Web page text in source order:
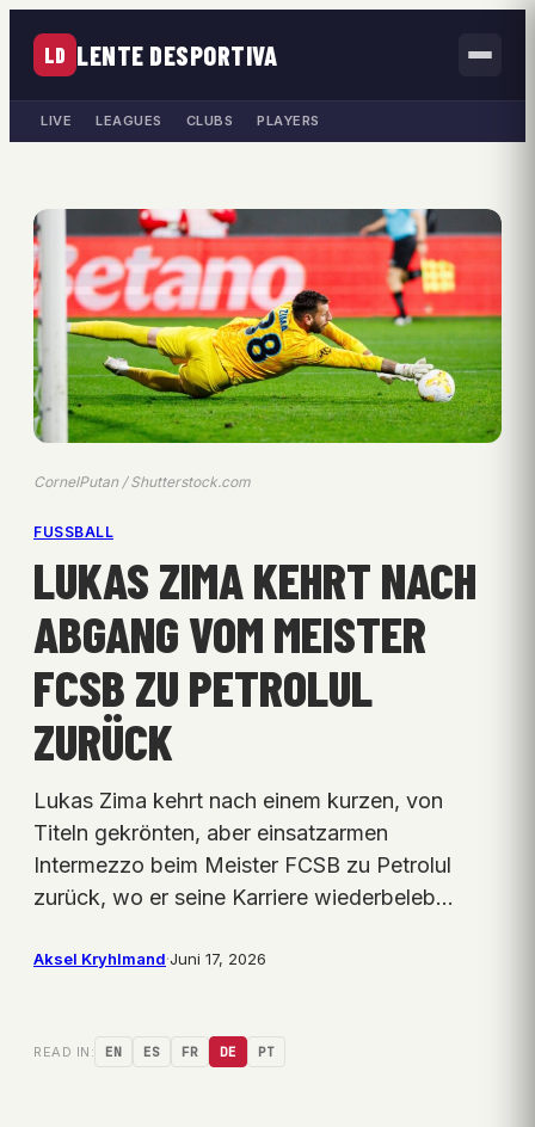
LD LENTE DESPORTIVA
LIVE LEAGUES CLUBS PLAYERS
CornelPutan / Shutterstock.com
FUSSBALL
LUKAS ZIMA KEHRT NACH
ABGANG VOM MEISTER
FCSB ZU PETROLUL
ZURÜCK
Lukas Zima kehrt nach einem kurzen, von
Titeln gekrönten, aber einsatzarmen
Intermezzo beim Meister FCSB zu Petrolul
zurück, wo er seine Karriere wiederbeleb…
Aksel Kryhlmand·Juni 17, 2026
READ IN: EN ES FR DE PT